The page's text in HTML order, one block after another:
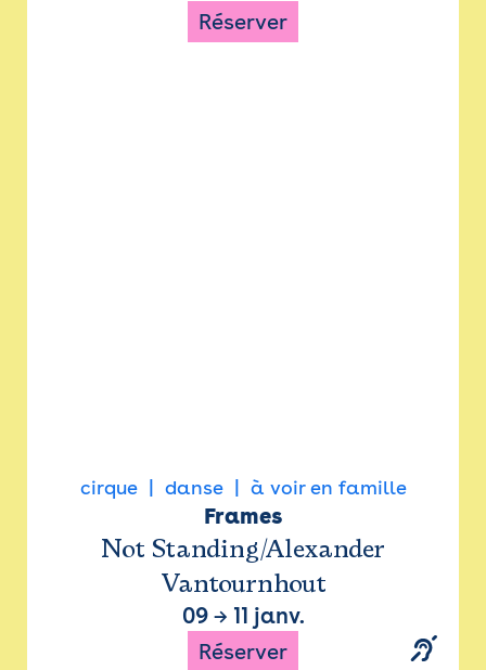
Réserver
cirque danse à voir en famille
Frames
Not Standing/Alexander
Vantournhout
09→ 11 janv.
Réserver